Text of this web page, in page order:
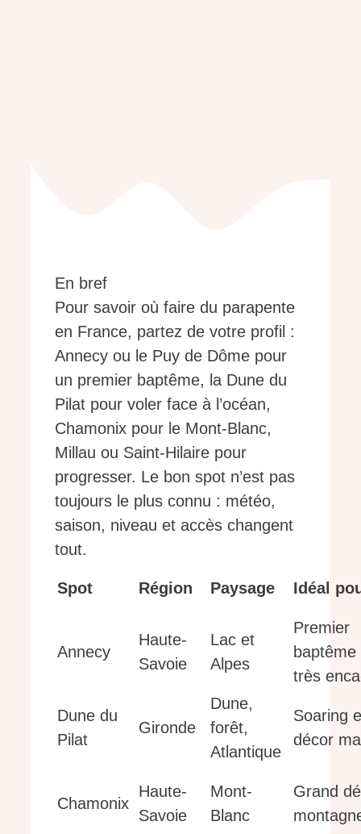
En bref
Pour savoir où faire du parapente
en France, partez de votre profil :
Annecy ou le Puy de Dôme pour
un premier baptême, la Dune du
Pilat pour voler face à l’océan,
Chamonix pour le Mont-Blanc,
Millau ou Saint-Hilaire pour
progresser. Le bon spot n’est pas
toujours le plus connu : météo,
saison, niveau et accès changent
tout.
Spot Région Paysage Idéal
Annecy
Haute-
Savoie
Lac et
Alpes
Premier
baptême
très
Dune du
Pilat
Gironde
Dune,
forêt,
Atlantique
Soaring
décor
Chamonix
Haute-
Savoie
Mont-
Blanc
Grand